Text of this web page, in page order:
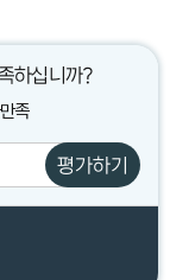
하십니까?
족
평가하기